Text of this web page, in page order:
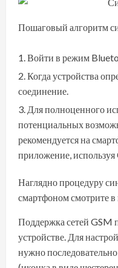
Пошаговый алгоритм
Войти в режим
Когда устройства
соединение.
Для полноценного
потенциальных
рекомендуется на
приложение, используя
Наглядно процедуру
смартфоном смотрите в
Поддержка сетей GSM
устройстве. Для
нужно